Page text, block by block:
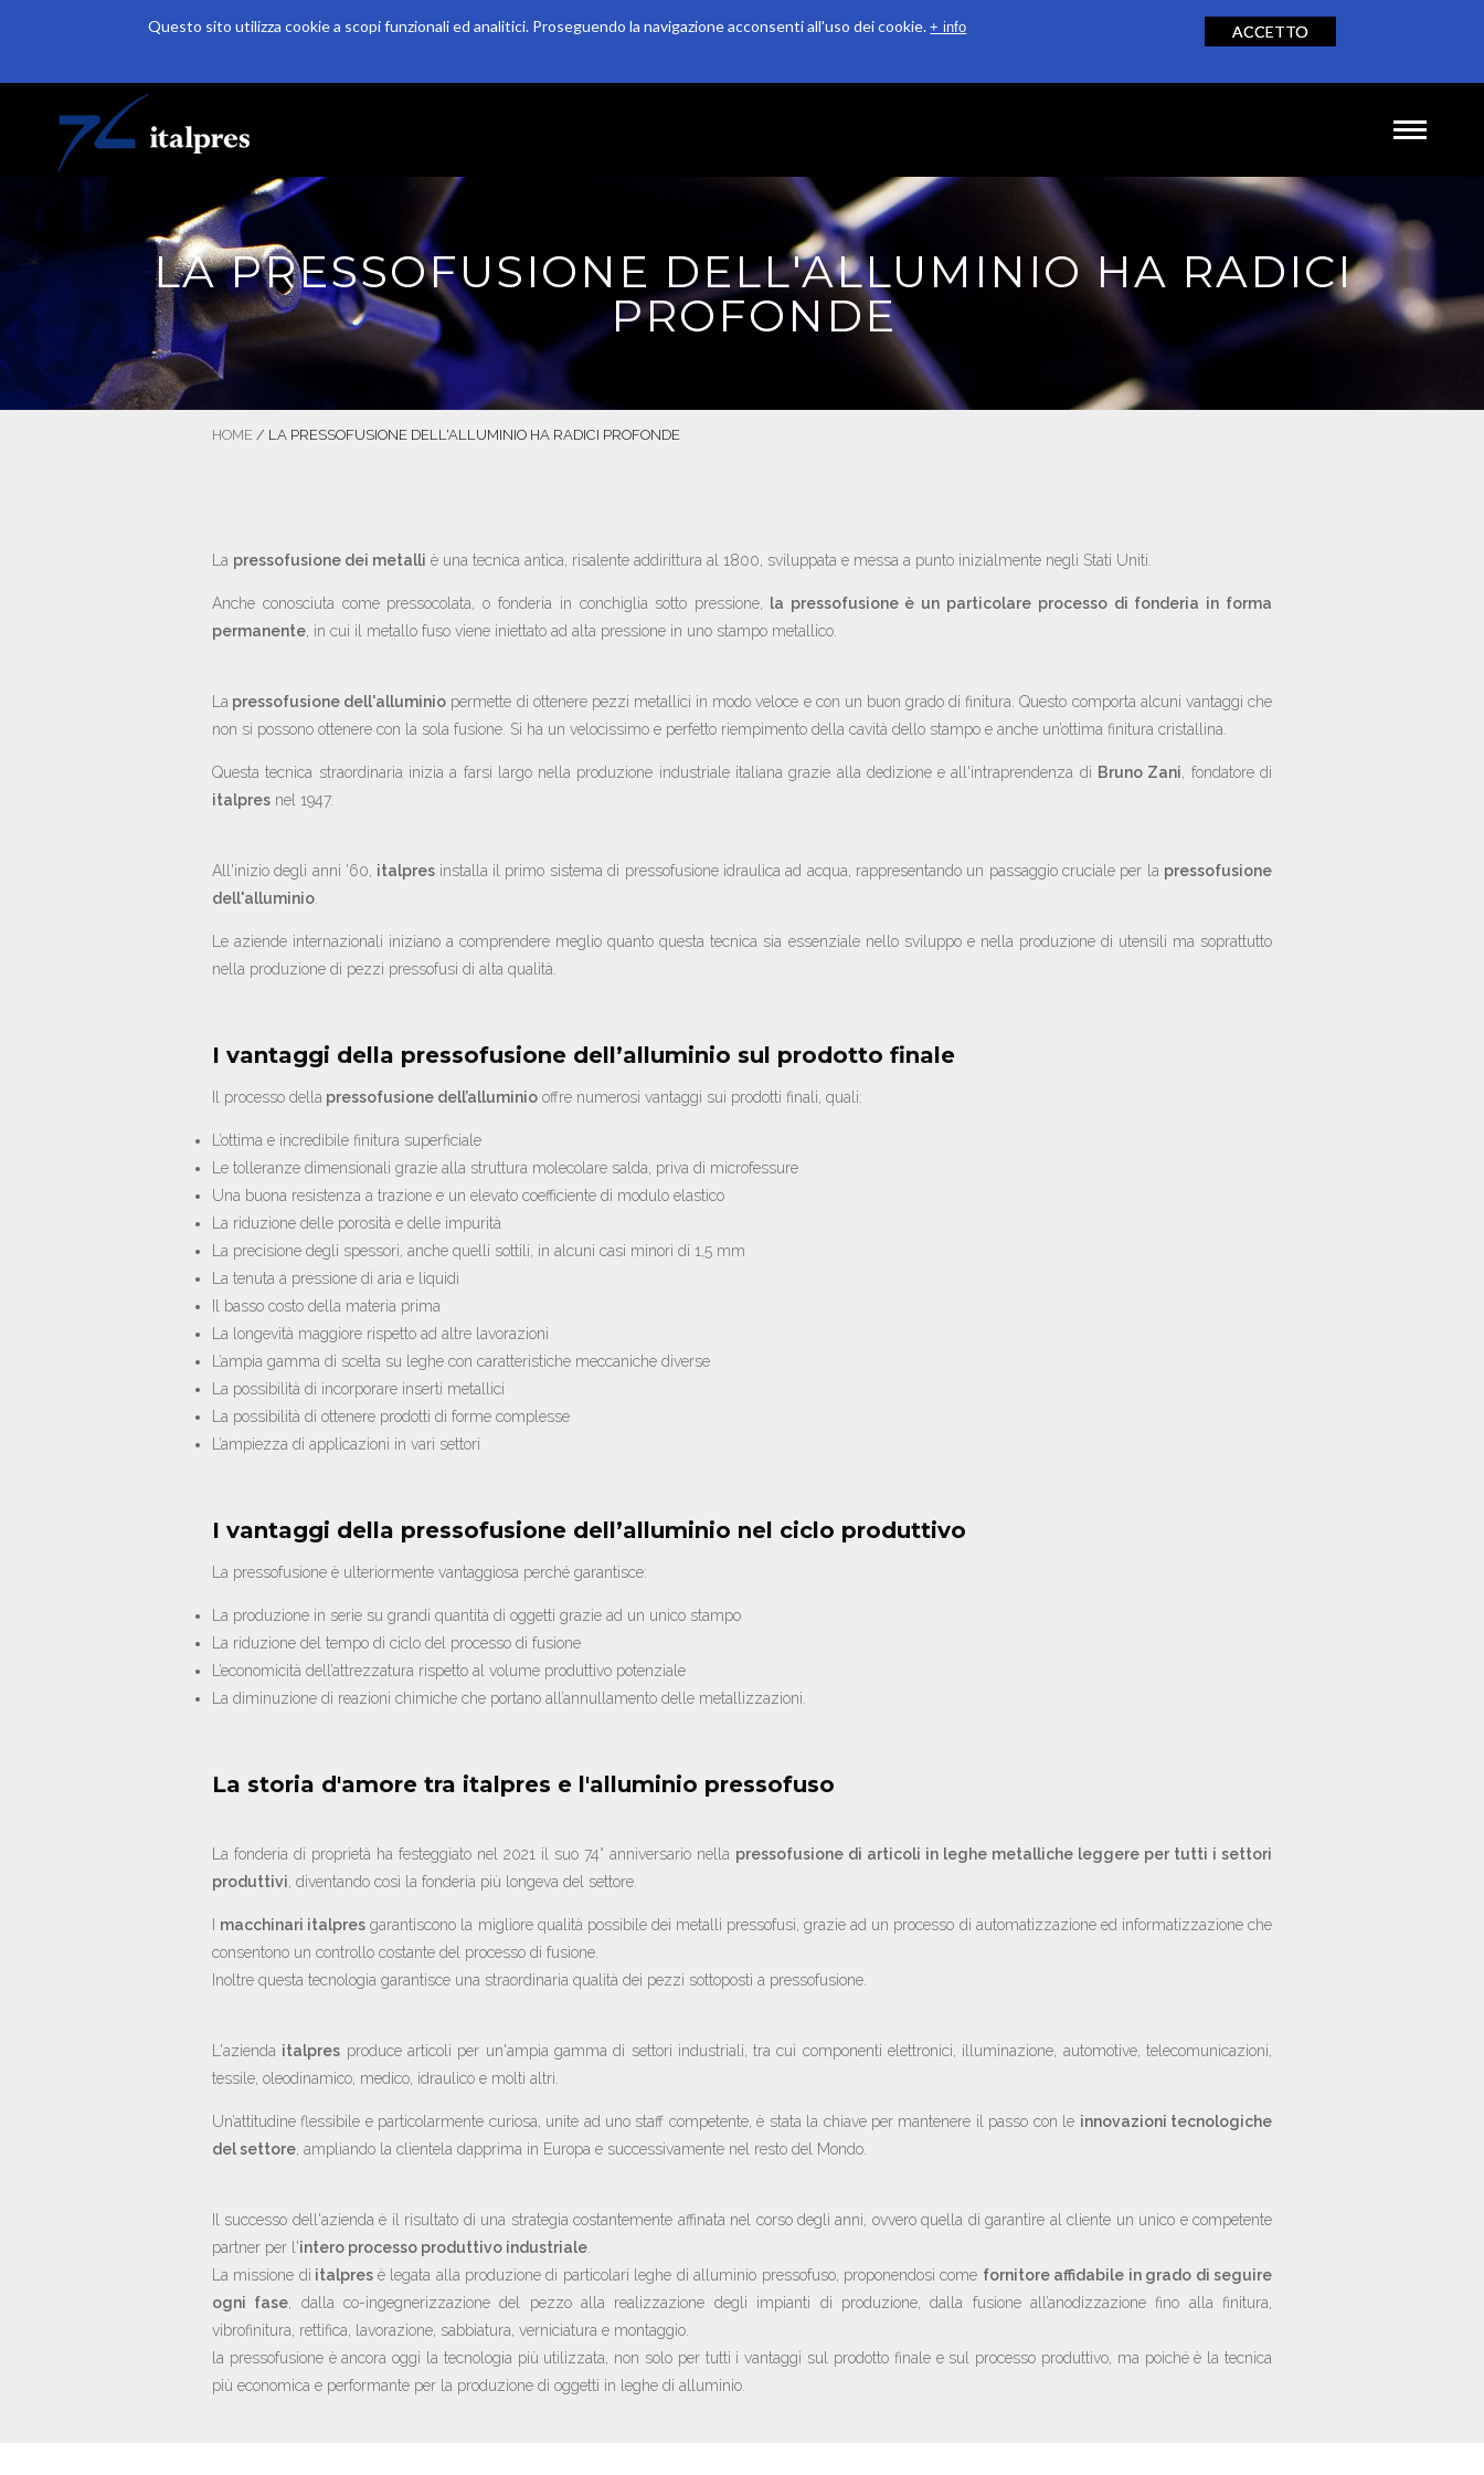
Questo sito utilizza cookie a scopi funzionali ed analitici. Proseguendo la navigazione acconsenti all'uso dei cookie. + info ACCETTO
Salta al contenuto principale
AZIENDA PRODUZIONE RICONOSCIMENTI SOSTENIBILITÀ NEWS CONTATTI IT EN
LA PRESSOFUSIONE DELL'ALLUMINIO HA RADICI
PROFONDE
HOME / LA PRESSOFUSIONE DELL'ALLUMINIO HA RADICI PROFONDE
La pressofusione dei metalli è una tecnica antica, risalente addirittura al 1800, sviluppata e messa a punto inizialmente negli Stati Uniti.
Anche conosciuta come pressocolata, o fonderia in conchiglia sotto pressione,
la pressofusione è un particolare processo di fonderia in forma
permanente , in cui il metallo fuso viene iniettato ad alta pressione in uno stampo metallico.
La pressofusione dell'alluminio permette di ottenere pezzi metallici in modo veloce e con un buon grado di finitura. Questo comporta alcuni vantaggi che
non si possono ottenere con la sola fusione. Si ha un velocissimo e perfetto riempimento della cavità dello stampo e anche un’ottima finitura cristallina.
Questa tecnica straordinaria inizia a farsi largo nella produzione industriale italiana grazie alla dedizione e all'intraprendenza di Bruno Zani , fondatore di
italpres nel 1947.
All'inizio degli anni '60, italpres installa il primo sistema di pressofusione idraulica ad acqua, rappresentando un passaggio cruciale per la pressofusione
dell'alluminio
Le aziende internazionali iniziano a comprendere meglio quanto questa tecnica sia essenziale nello sviluppo e nella produzione di utensili ma soprattutto
nella produzione di pezzi pressofusi di alta qualità.
I vantaggi della pressofusione dell’alluminio sul prodotto finale
Il processo della pressofusione dell’alluminio offre numerosi vantaggi sui prodotti finali, quali:
L’ottima e incredibile finitura superficiale
Le tolleranze dimensionali grazie alla struttura molecolare salda, priva di microfessure
Una buona resistenza a trazione e un elevato coefficiente di modulo elastico
La riduzione delle porosità e delle impurità
La precisione degli spessori, anche quelli sottili, in alcuni casi minori di 1,5 mm
La tenuta a pressione di aria e liquidi
Il basso costo della materia prima
La longevità maggiore rispetto ad altre lavorazioni
L’ampia gamma di scelta su leghe con caratteristiche meccaniche diverse
La possibilità di incorporare inserti metallici
La possibilità di ottenere prodotti di forme complesse
L’ampiezza di applicazioni in vari settori
I vantaggi della pressofusione dell’alluminio nel ciclo produttivo
La pressofusione è ulteriormente vantaggiosa perché garantisce:
La produzione in serie su grandi quantità di oggetti grazie ad un unico stampo
La riduzione del tempo di ciclo del processo di fusione
L’economicità dell’attrezzatura rispetto al volume produttivo potenziale
La diminuzione di reazioni chimiche che portano all’annullamento delle metallizzazioni.
La storia d'amore tra italpres e l'alluminio pressofuso
La fonderia di proprietà ha festeggiato nel 2021 il suo 74° anniversario nella pressofusione di articoli in leghe metalliche leggere per tutti i settori
produttivi , diventando così la fonderia più longeva del settore.
macchinari italpres garantiscono la migliore qualità possibile dei metalli pressofusi, grazie ad un processo di automatizzazione ed informatizzazione che
consentono un controllo costante del processo di fusione.
Inoltre questa tecnologia garantisce una straordinaria qualità dei pezzi sottoposti a pressofusione.
L'azienda italpres produce articoli per un'ampia gamma di settori industriali, tra cui componenti elettronici, illuminazione, automotive, telecomunicazioni,
tessile, oleodinamico, medico, idraulico e molti altri.
Un’attitudine flessibile e particolarmente curiosa, unite ad uno staff competente, è stata la chiave per mantenere il passo con le innovazioni tecnologiche
del settore , ampliando la clientela dapprima in Europa e successivamente nel resto del Mondo.
Il successo dell'azienda è il risultato di una strategia costantemente affinata nel corso degli anni, ovvero quella di garantire al cliente un unico e competente
partner per l'intero processo produttivo industriale
La missione di italpres è legata alla produzione di particolari leghe di alluminio pressofuso, proponendosi come fornitore affidabile in grado di seguire
ogni fase , dalla co-ingegnerizzazione del pezzo alla realizzazione degli impianti di produzione, dalla fusione all’anodizzazione fino alla finitura,
vibrofinitura, rettifica, lavorazione, sabbiatura, verniciatura e montaggio.
la pressofusione è ancora oggi la tecnologia più utilizzata, non solo per tutti i vantaggi sul prodotto finale e sul processo produttivo, ma poiché è la tecnica
più economica e performante per la produzione di oggetti in leghe di alluminio.